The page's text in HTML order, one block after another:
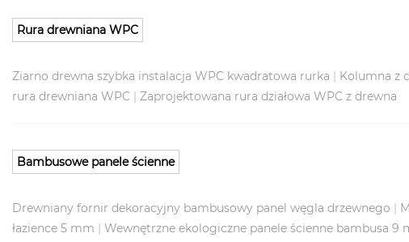
Rura drewniana WPC
Ziarno drewna szybka instalacja WPC kwadratowa rurka | Kolumna z
rura drewniana WPC | Zaprojektowana rura działowa WPC z drewna
Bambusowe panele ścienne
Drewniany fornir dekoracyjny bambusowy panel węgla drzewnego |
łazience 5 mm | Wewnętrzne ekologiczne panele ścienne bambusa 9